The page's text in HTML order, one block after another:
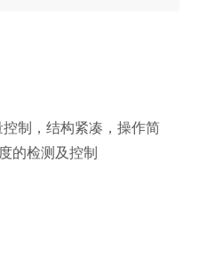
制，结构紧凑，操作简
的检测及控制